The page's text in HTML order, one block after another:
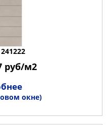
241222
руб/м2
окне)